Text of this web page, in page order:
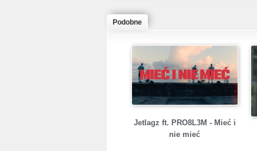
Podobne
Jetlagz ft. PRO8L3M - Mieć i
nie mieć